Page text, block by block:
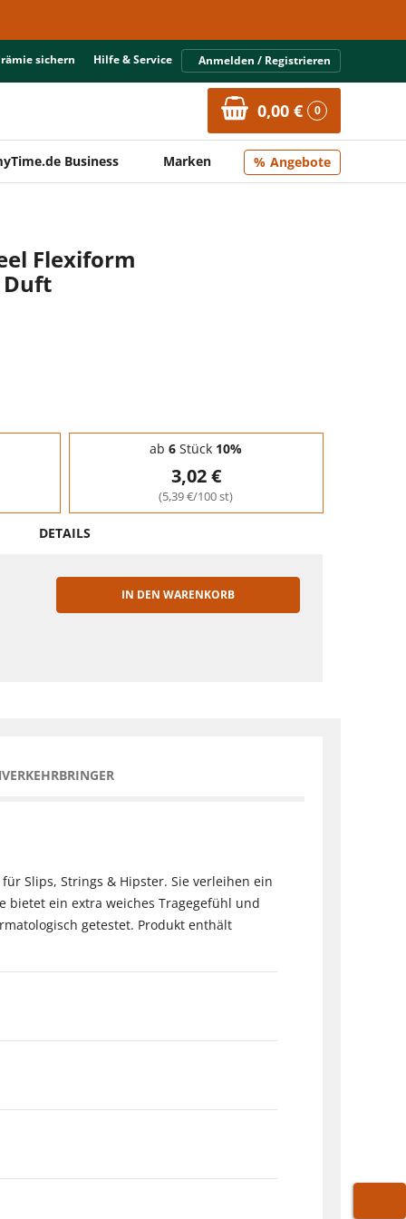
sichern Hilfe & Service Anmelden / Registrieren
0,00 € 0
Business Marken Angebote
Flexiform
Duft
ab 6 Stück 10%
3,02 €
(5,39 €/100 st)
DETAILS
IN DEN WARENKORB
Slips, Strings & Hipster. Sie verleihen ein
bietet ein extra weiches Tragegefühl und
getestet. Produkt enthält